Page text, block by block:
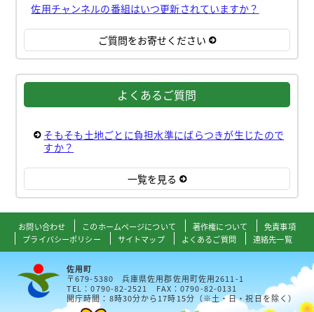
佐用チャンネルの番組はいつ更新されていますか？
ご質問をお寄せください
よくあるご質問
そもそも土地ごとに負担水準にばらつきが生じたので
すか？
一覧を見る
お問い合わせ このホームページについて 著作権について
免責事項
プライバシーポリシー
サイトマップ よくあるご質問 連絡先一覧
佐用町
〒679-5380 兵庫県佐用郡佐用町佐用2611-1
TEL：0790-82-2521 FAX：0790-82-0131
開庁時間：8時30分から17時15分（※土・日・祝日を除く）